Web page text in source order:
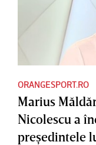
ORANGESPORT.RO
Marius
Nicolescu a
preşedintele